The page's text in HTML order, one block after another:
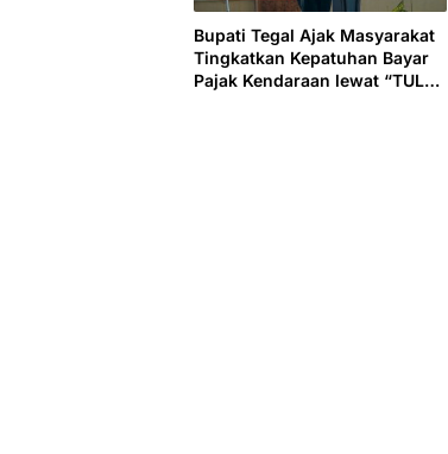
Bupati Tegal Ajak Masyarakat
Tingkatkan Kepatuhan Bayar
Pajak Kendaraan lewat “TULUS